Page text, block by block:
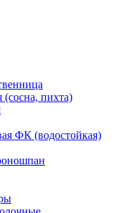
(сосна, пихта)
ФК (водостойкая)